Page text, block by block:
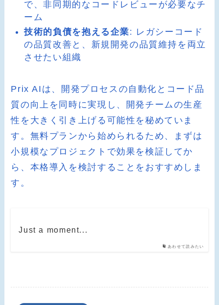
で、非同期的なコードレビューが必要なチ
ーム
技術的負債を抱える企業: レガシーコード
の品質改善と、新規開発の品質維持を両立
させたい組織
Prix AIは、開発プロセスの自動化とコード品
質の向上を同時に実現し、開発チームの生産
性を大きく引き上げる可能性を秘めていま
す。無料プランから始められるため、まずは
小規模なプロジェクトで効果を検証してか
ら、本格導入を検討することをおすすめしま
す。
あわせて読みたい
Just a moment...